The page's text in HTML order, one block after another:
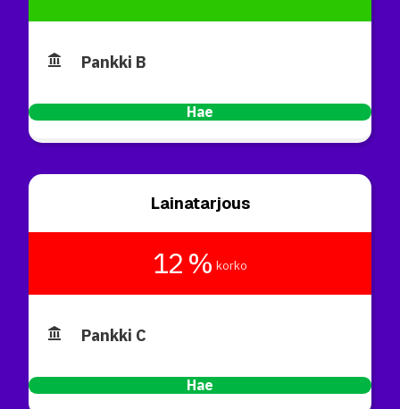
Pankki B
Hae
Lainatarjous
12 % korko
Pankki C
Hae